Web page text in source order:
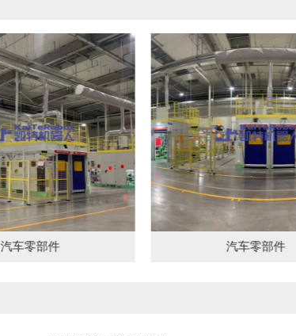
汽车零部件 汽车零部件